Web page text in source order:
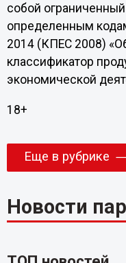
собой ограниченный
определенным
2014 (КПЕС 2008)
классификатор
экономической
18+
Еще в рубрике
Новости